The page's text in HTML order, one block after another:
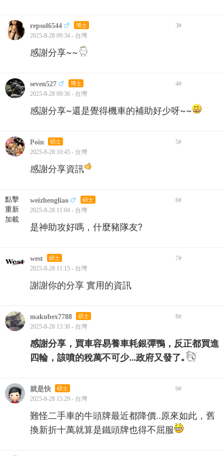
repsol6544 博士 3#
2025-8-28 09:34 - 台灣
感謝分享~~
seven527 博士 4#
2025-8-28 09:36 - 台灣
感謝分享~還是覺得機車的補助好少呀~~
Poin 碩士 5#
2025-8-28 10:45 - 台灣
感謝分享資訊
點擊
重新
加載
weizhengliao 碩士 6#
2025-8-28 11:04 - 台灣
是神助攻好嗎，什麼豬隊友?
west 碩士 7#
2025-8-28 11:15 - 台灣
謝謝你的分享 實用的資訊
makubex7788 碩士 8#
2025-8-28 13:38 - 台灣
感謝分享，買車容易養車耗銀彈鴨，反正都買進
四輪，該噴的稅萬不可少…政府又發了｡
就是快 碩士 9#
2025-8-28 15:29 - 台灣
難怪二手車的牛頭牌最近都降價..原來如此，舊
換新折十萬就算是鐵頭牌也得不屈服